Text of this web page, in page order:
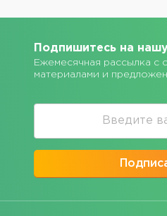
Подпишитесь на
Ежемесячная рассылка с
материалами и